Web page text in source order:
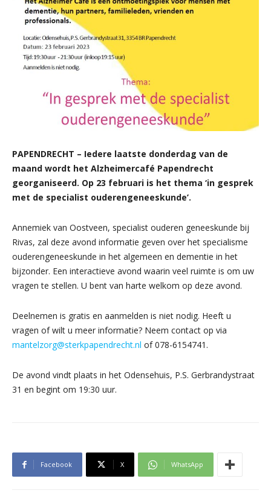
PAPENDRECHT – Iedere laatste donderdag van de
maand wordt het Alzheimercafé Papendrecht
georganiseerd. Op 23 februari is het thema ‘in gesprek
met de specialist ouderengeneeskunde’.
Annemiek van Oostveen, specialist ouderen geneeskunde bij
Rivas, zal deze avond informatie geven over het specialisme
ouderengeneeskunde in het algemeen en dementie in het
bijzonder. Een interactieve avond waarin veel ruimte is om uw
vragen te stellen. U bent van harte welkom op deze avond.
Deelnemen is gratis en aanmelden is niet nodig. Heeft u
vragen of wilt u meer informatie? Neem contact op via
mantelzorg@sterkpapendrecht.nl of 078-6154741.
De avond vindt plaats in het Odensehuis, P.S. Gerbrandystraat
31 en begint om 19:30 uur.
Facebook X WhatsApp